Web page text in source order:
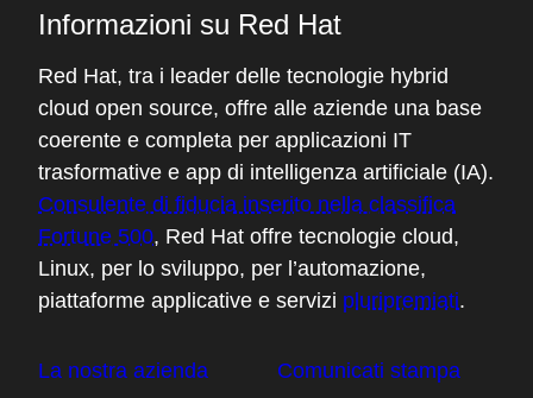
Contatta un esperto della formazione
Informazioni su Red Hat
Red Hat, tra i leader delle tecnologie hybrid
cloud open source, offre alle aziende una base
coerente e completa per applicazioni IT
trasformative e app di intelligenza artificiale (IA).
Consulente di fiducia inserito nella classifica
Fortune 500
, Red Hat offre tecnologie cloud,
piattaforme applicative e servizi pluripremiati.